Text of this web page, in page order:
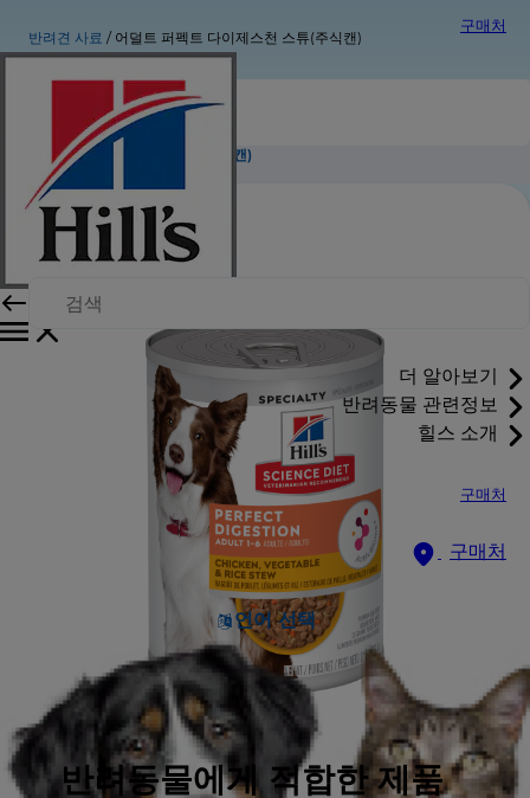
구매처
더 알아보기
반려동물 관련정보
힐스 소개
구매처
구매처
언어 선택
반려동물에게 적합한 제품
반려견 사료 어덜트 퍼펙트 다이제스천 스튜(주식캔)
어덜트 퍼펙트 다이제스천 스튜(주식캔)